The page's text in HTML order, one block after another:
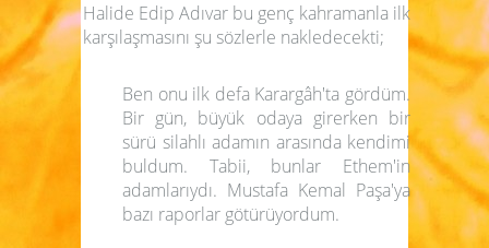
Halide Edip Adıvar bu genç kahramanla ilk
karşılaşmasını şu sözlerle nakledecekti;
Ben onu ilk defa Karargâh'ta gördüm.
Bir gün, büyük odaya girerken bir
sürü silahlı adamın arasında kendimi
buldum. Tabii, bunlar Ethem'in
adamlarıydı. Mustafa Kemal Paşa'ya
bazı raporlar götürüyordum.